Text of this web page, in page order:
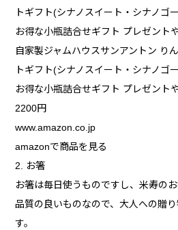
トギフト(シナノスイート・シナノゴ
お得な小瓶詰合せギフト プレゼント
自家製ジャムハウスサンアントン り
トギフト(シナノスイート・シナノゴ
お得な小瓶詰合せギフト プレゼント
2200円
www.amazon.co.jp
amazonで商品を見る
2. お箸
お箸は毎日使うものですし、米寿のお
品質の良いものなので、大人への贈
す。